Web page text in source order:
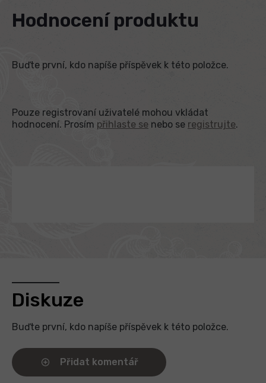
Hodnocení produktu
Buďte první, kdo napíše příspěvek k této položce.
Pouze registrovaní uživatelé mohou vkládat
hodnocení. Prosím přihlaste se nebo se registrujte.
Diskuze
Buďte první, kdo napíše příspěvek k této položce.
Přidat komentář